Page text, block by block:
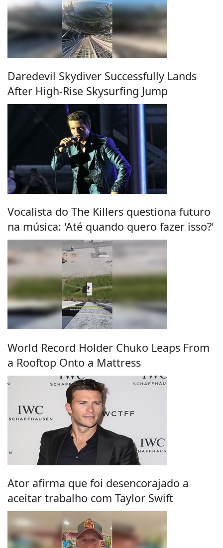
Daredevil Skydiver Successfully Lands
After High-Rise Skysurfing Jump
Vocalista do The Killers questiona futuro
na música: 'Até quando quero fazer isso?'
World Record Holder Chuko Leaps From
a Rooftop Onto a Mattress
Ator afirma que foi desencorajado a
aceitar trabalho com Taylor Swift